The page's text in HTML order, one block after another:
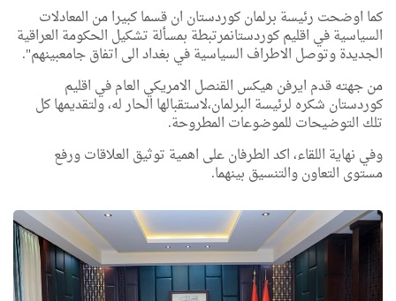
كما اوضحت رئيسة برلمانكوردستان انقسماكبيرامن المعادلات
السياسيةفي اقليمكوردستانمرتبطة بمسألة تشكيل الحكومة العراقية
الجديدةوتوصل الاطراف السياسيةفي بغدادالى اتفاقجامعبينهم".
منجهتهقدم ايرفن هيكس القنصل الامريكي العامفي اقليم
كوردستان شكره لرئيسة البرلمان،لاستقبالها الحارله،ولتقديمهاكل
تلك التوضيحات للموضوعات المطروحة.
وفي نهاية اللقاء،اكدالطرفانعلى اهمية توثيق العلاقاتورفع
مستوى التعاونوالتنسيق بينهما.